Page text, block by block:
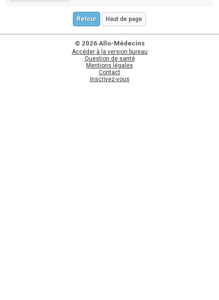
Retour Haut de page
© 2026 Allo-Médecins
Accéder à la version bureau
Question de santé
Mentions légales
Contact
Inscrivez-vous